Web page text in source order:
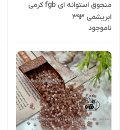
منجوق استوانه ای fgb کرمی
ابریشمی ۳۹۳
ناموجود